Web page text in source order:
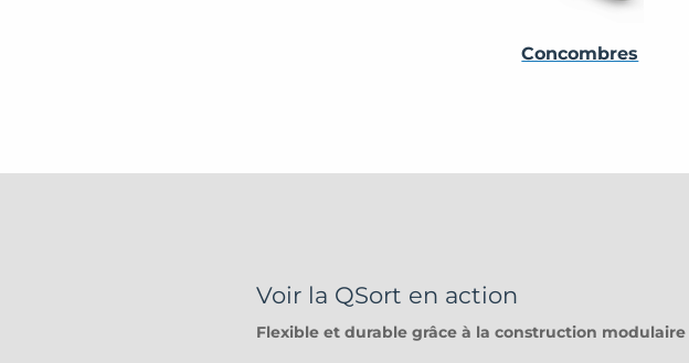
Concombres
Voir la QSort en action
Flexible et durable grâce à la construction modulaire